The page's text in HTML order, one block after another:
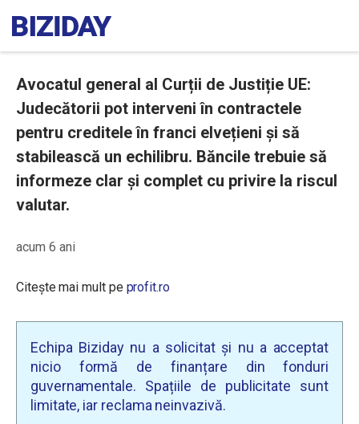
Avocatul general al Curții de Justiție UE:
Judecătorii pot interveni în contractele
pentru creditele în franci elvețieni și să
stabilească un echilibru. Băncile trebuie să
informeze clar și complet cu privire la riscul
valutar.
acum 6 ani
Citește mai mult pe profit.ro
Echipa Biziday nu a solicitat și nu a acceptat
nicio formă de finanțare din fonduri
guvernamentale. Spațiile de publicitate sunt
limitate, iar reclama neinvazivă.